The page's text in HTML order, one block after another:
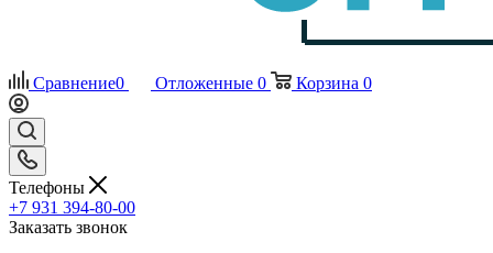
Сравнение0 Отложенные 0 Корзина 0
Телефоны
+7 931 394-80-00
Заказать звонок